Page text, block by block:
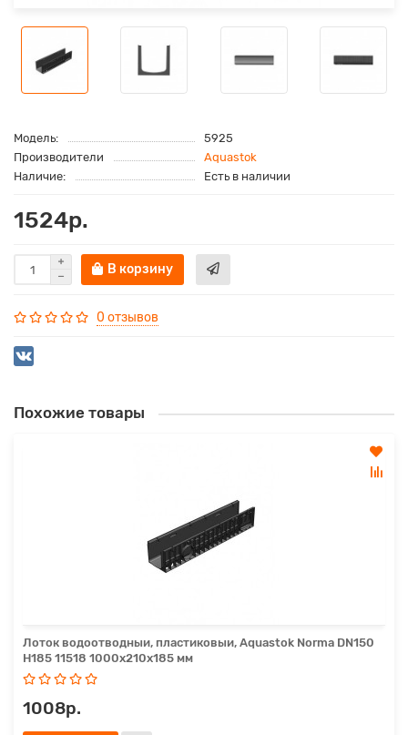
Модель:
5925
Производители
Aquastok
Наличие:
Есть в наличии
1524р.
В корзину
0 отзывов
Похожие товары
Лоток водоотводныи, пластиковыи, Aquastok Norma DN150
H185 11518 1000х210х185 мм
1008р.